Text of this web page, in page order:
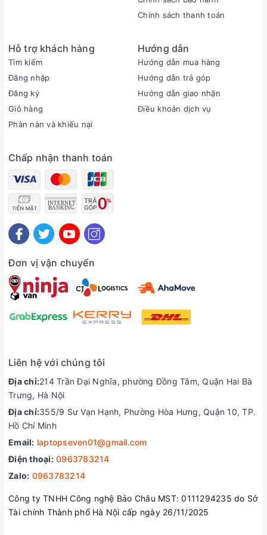
ForcePad giống với Trackpad trên các máy
Mac, tức là người dùng không phải nhấn vật lý
mà là mô tơ rung bên dưới để tạo ra cảm giác
mới, chuyển sang định dạng ngang và được
gắn kèm với các tính năng mới.
Cổng kết nối
Chính sách thanh toán
Hỗ trợ khách hàng
Tìm kiếm
Đăng nhập
Đăng ký
Giỏ hàng
Phàn nàn và khiếu nại
Hướng dẫn
Hướng dẫn mua hàng
Hướng dẫn trả góp
Hướng dẫn giao nhận
Điều khoản dịch vụ
Chấp nhận thanh toán
Đơn vị vận chuyển
Liên hệ với chúng tôi
Địa chỉ:214 Trần Đại Nghĩa, phường Đồng Tâm, Quận Hai Bà
Trưng, Hà Nội
Địa chỉ:355/9 Sư Vạn Hạnh, Phường Hòa Hưng, Quận 10, TP.
Hồ Chí Minh
Email: laptopseven01@gmail.com
Điện thoại: 0963783214
Zalo: 0963783214
Công ty TNHH Công nghệ Bảo Châu MST: 0111294235 do Sở
Tài chính Thành phố Hà Nội cấp ngày 26/11/2025